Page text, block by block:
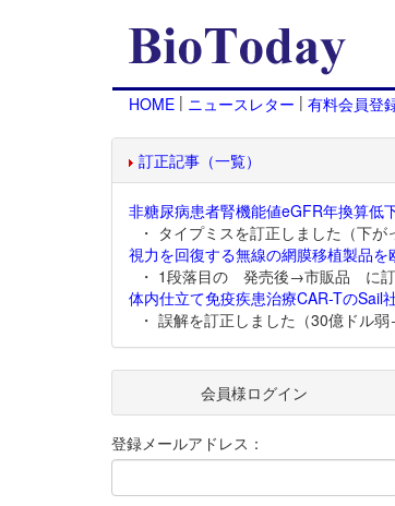
HOME | ニュースレター | 有料会員登
訂正記事（一覧）
非糖尿病患者腎機能値eGFR年換算低
・ タイプミスを訂正しました（下
視力を回復する無線の網膜移植製品を
・ 1段落目の 発売後→市販品 に訂
体内仕立て免疫疾患治療CAR-TのSail
・ 誤解を訂正しました（30億ドル
会員様ログイン
登録メールアドレス：